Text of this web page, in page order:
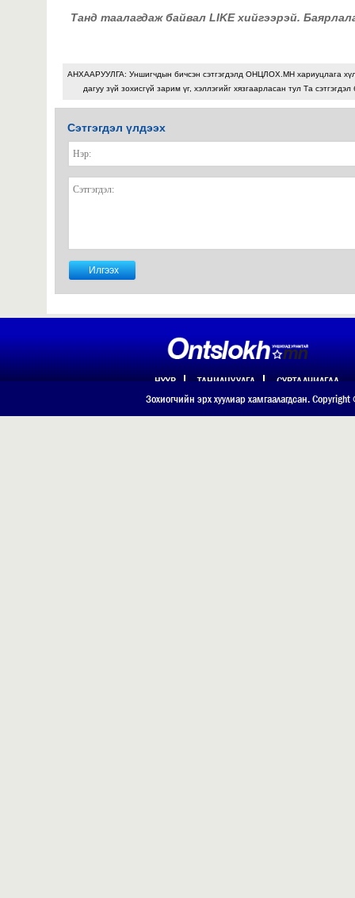
Танд таалагдаж байвал LIKE хийгээрэй.
АНХААРУУЛГА: Уншигчдын бичсэн сэтгэгдэлд ОНЦЛОХ.МН хариуцлага
дагуу зүй зохисгүй зарим үг, хэллэгийг хязгаарласан тул Та
Сэтгэгдэл үлдээх
НҮҮР ТАНИЛЦУУЛГА СУРТАЛЧИЛГАА
ХОЛБОО БАРИХ
Зохиогчийн эрх хуулиар хамгаалагдсан.